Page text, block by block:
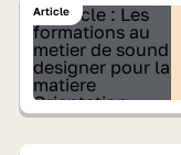
Article